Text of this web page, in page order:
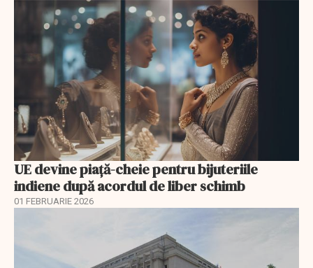
UE devine piață-cheie pentru bijuteriile
indiene după acordul de liber schimb
01 FEBRUARIE 2026